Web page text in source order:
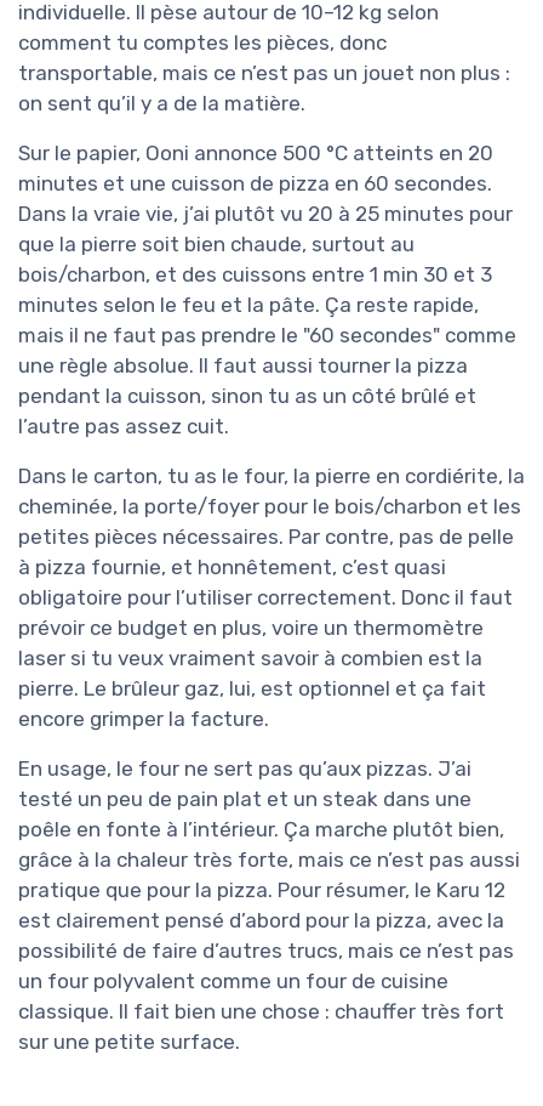
individuelle. Il pèse autour de 10–12 kg selon
comment tu comptes les pièces, donc
transportable, mais ce n’est pas un jouet non plus :
on sent qu’il y a de la matière.
Sur le papier, Ooni annonce 500 °C atteints en 20
minutes et une cuisson de pizza en 60 secondes.
Dans la vraie vie, j’ai plutôt vu 20 à 25 minutes pour
que la pierre soit bien chaude, surtout au
bois/charbon, et des cuissons entre 1 min 30 et 3
minutes selon le feu et la pâte. Ça reste rapide,
mais il ne faut pas prendre le "60 secondes" comme
une règle absolue. Il faut aussi tourner la pizza
pendant la cuisson, sinon tu as un côté brûlé et
l’autre pas assez cuit.
Dans le carton, tu as le four, la pierre en cordiérite, la
cheminée, la porte/foyer pour le bois/charbon et les
petites pièces nécessaires. Par contre, pas de pelle
à pizza fournie, et honnêtement, c’est quasi
obligatoire pour l’utiliser correctement. Donc il faut
prévoir ce budget en plus, voire un thermomètre
laser si tu veux vraiment savoir à combien est la
pierre. Le brûleur gaz, lui, est optionnel et ça fait
encore grimper la facture.
En usage, le four ne sert pas qu’aux pizzas. J’ai
testé un peu de pain plat et un steak dans une
poêle en fonte à l’intérieur. Ça marche plutôt bien,
grâce à la chaleur très forte, mais ce n’est pas aussi
pratique que pour la pizza. Pour résumer, le Karu 12
est clairement pensé d’abord pour la pizza, avec la
possibilité de faire d’autres trucs, mais ce n’est pas
un four polyvalent comme un four de cuisine
classique. Il fait bien une chose : chauffer très fort
sur une petite surface.